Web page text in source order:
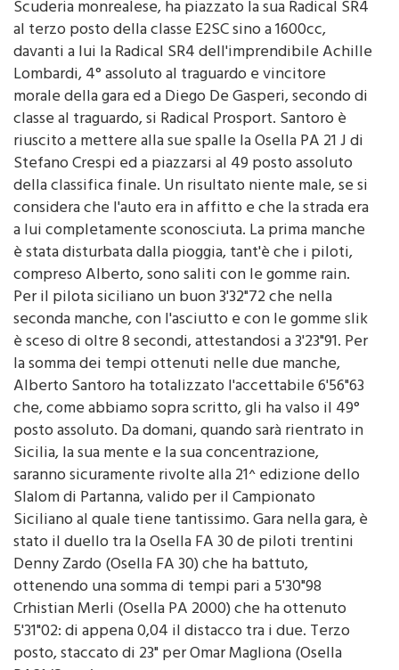
al terzo posto della classe E2SC sino a 1600cc,
davanti a lui la Radical SR4 dell'imprendibile Achille
Lombardi, 4° assoluto al traguardo e vincitore
morale della gara ed a Diego De Gasperi, secondo di
classe al traguardo, si Radical Prosport. Santoro è
riuscito a mettere alla sue spalle la Osella PA 21 J di
Stefano Crespi ed a piazzarsi al 49 posto assoluto
della classifica finale. Un risultato niente male, se si
considera che l'auto era in affitto e che la strada era
a lui completamente sconosciuta. La prima manche
è stata disturbata dalla pioggia, tant'è che i piloti,
compreso Alberto, sono saliti con le gomme rain.
Per il pilota siciliano un buon 3'32"72 che nella
seconda manche, con l'asciutto e con le gomme slik
è sceso di oltre 8 secondi, attestandosi a 3'23"91. Per
la somma dei tempi ottenuti nelle due manche,
Alberto Santoro ha totalizzato l'accettabile 6'56"63
che, come abbiamo sopra scritto, gli ha valso il 49°
posto assoluto. Da domani, quando sarà rientrato in
Sicilia, la sua mente e la sua concentrazione,
saranno sicuramente rivolte alla 21^ edizione dello
Slalom di Partanna, valido per il Campionato
Siciliano al quale tiene tantissimo. Gara nella gara, è
stato il duello tra la Osella FA 30 de piloti trentini
Denny Zardo (Osella FA 30) che ha battuto,
ottenendo una somma di tempi pari a 5'30"98
Crhistian Merli (Osella PA 2000) che ha ottenuto
5'31"02: di appena 0,04 il distacco tra i due. Terzo
posto, staccato di 23" per Omar Magliona (Osella
PA21/S evo).